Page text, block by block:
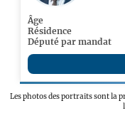
Âge
Résidence
Député par mandat
Les photos des portraits sont la